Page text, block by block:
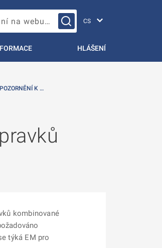
Vyhledávání na webu…
HLÁŠENÍ
K …
kombinované
týká EM pro